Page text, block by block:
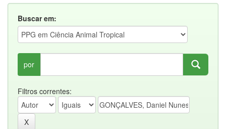
Buscar em:
por
Filtros correntes: